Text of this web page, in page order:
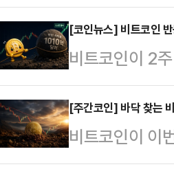
달러선을 회복
다.7일 글로벌
비트코인은 6
만3786달러를
까지 오르며 6
고 있다.이에
있다는 전망이
이날 오후 4시
체 코인데스크
차트 분석가인
스(SNS)를 통
검토하고…
[코인뉴스] 비트코인
비트코인이 2
서는 본격적인
다는 분석이
날 오전 9시 기
락세를 대부분
[주간코인] 바닥 찾는
비트코인이 이
렸다가 다시 6